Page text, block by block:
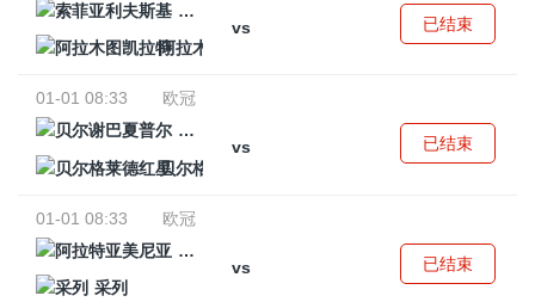
索菲亚利夫斯基
vs
阿拉木图凯拉特
已结束
01-01 08:33
欧冠
贝尔谢巴夏普尔
vs
贝尔格莱德红星
已结束
01-01 08:33
欧冠
阿拉特亚美尼亚
vs
采列
已结束